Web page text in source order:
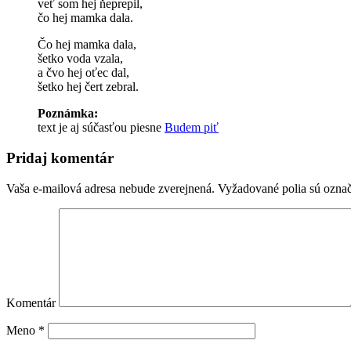
veť som hej ňeprepil,
čo hej mamka dala.
Čo hej mamka dala,
šetko voda vzala,
a čvo hej oťec dal,
šetko hej čert zebral.
Poznámka:
text je aj súčasťou piesne Budem piť
Pridaj komentár
Vaša e-mailová adresa nebude zverejnená. Vyžadované polia sú
Komentár
Meno *